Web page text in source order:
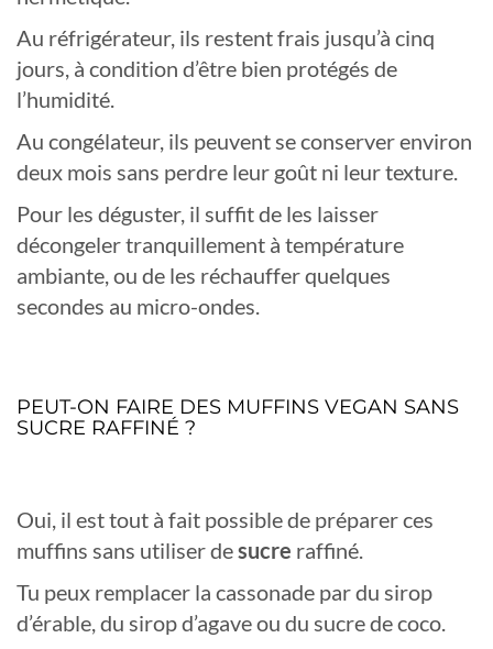
Au réfrigérateur, ils restent frais jusqu’à cinq
jours, à condition d’être bien protégés de
l’humidité.
Au congélateur, ils peuvent se conserver environ
deux mois sans perdre leur goût ni leur texture.
Pour les déguster, il suffit de les laisser
décongeler tranquillement à température
ambiante, ou de les réchauffer quelques
secondes au micro-ondes.
PEUT-ON FAIRE DES MUFFINS VEGAN SANS
SUCRE RAFFINÉ ?
Oui, il est tout à fait possible de préparer ces
muffins sans utiliser desucre raffiné.
Tu peux remplacer la cassonade par du sirop
d’érable, du sirop d’agave ou du sucre de coco.